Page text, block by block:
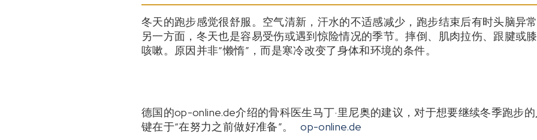
冬天的跑步感觉很舒服。空气清新，汗水的不适感减少，跑步结束后有时头脑异常
另一方面，冬天也是容易受伤或遇到惊险情况的季节。摔倒、肌肉拉伤、跟腱或
咳嗽。原因并非“懒惰”，而是寒冷改变了身体和环境的条件。
德国的op-online.de介绍的骨科医生马丁·里尼奥的建议，对于想要继续冬季跑步
键在于“在努力之前做好准备”。
op-online.de